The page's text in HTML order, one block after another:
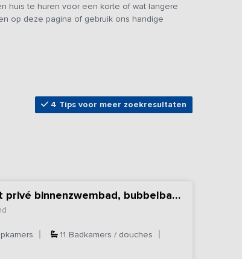
huis te huren voor een korte of wat langere
op deze pagina of gebruik ons handige
4 Tips voor meer zoekresultaten
Exclusief vakantiehuis met privé binnenzwembad, bubbelbad & sauna
11 Badkamers / douches